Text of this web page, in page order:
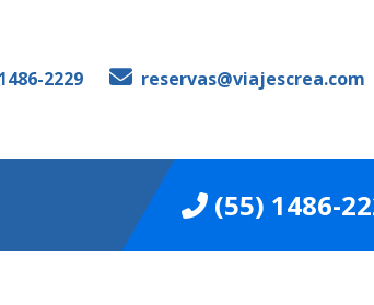
2229 reservas@viajescrea.com
(55) 1486-